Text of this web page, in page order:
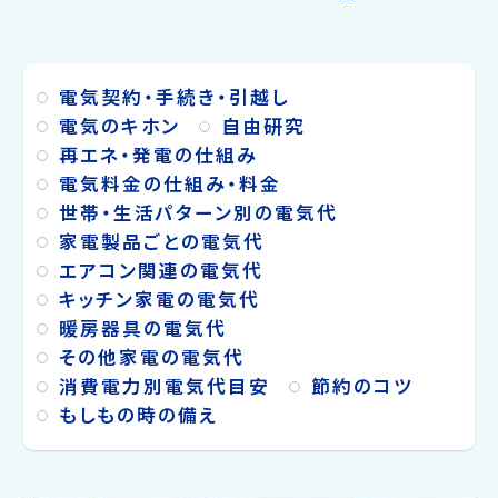
力が900Wの家電製品の場合、1時間の電気
代は27円、24時間で6...
電気契約・手続き・引越し
電気のキホン
自由研究
再エネ・発電の仕組み
電気料金の仕組み・料金
世帯・生活パターン別の電気代
家電製品ごとの電気代
エアコン関連の電気代
キッチン家電の電気代
暖房器具の電気代
その他家電の電気代
消費電力別電気代目安
節約のコツ
もしもの時の備え